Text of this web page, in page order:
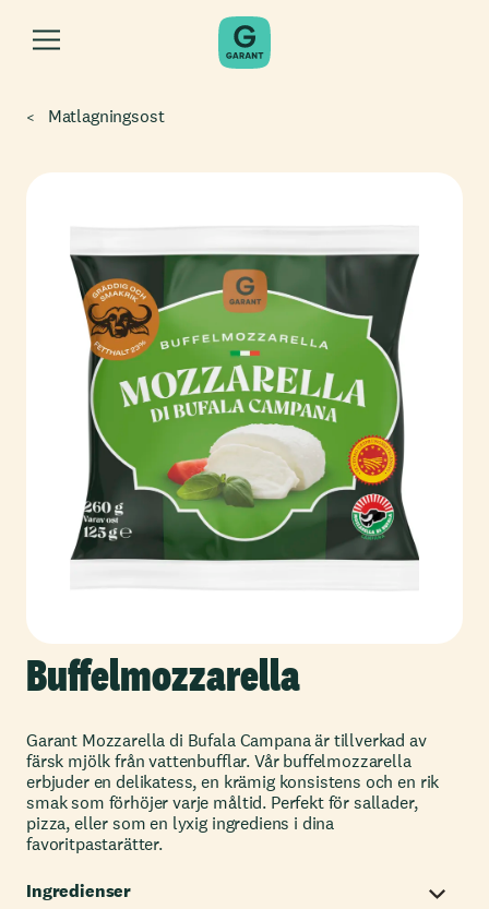
Matlagningsost
Buffelmozzarella
Garant Mozzarella di Bufala Campana är tillverkad av
färsk mjölk från vattenbufflar. Vår buffelmozzarella
erbjuder en delikatess, en krämig konsistens och en rik
smak som förhöjer varje måltid. Perfekt för sallader,
pizza, eller som en lyxig ingrediens i dina
favoritpastarätter.
Ingredienser